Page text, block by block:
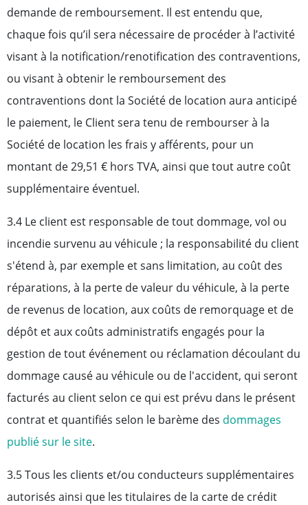
demande de remboursement. Il est entendu que,
chaque fois qu’il sera nécessaire de procéder à l’activité
visant à la notification/renotification des contraventions,
ou visant à obtenir le remboursement des
contraventions dont la Société de location aura anticipé
le paiement, le Client sera tenu de rembourser à la
Société de location les frais y afférents, pour un
montant de 29,51 € hors TVA, ainsi que tout autre coût
supplémentaire éventuel.
3.4 Le client est responsable de tout dommage, vol ou
incendie survenu au véhicule ; la responsabilité du client
s'étend à, par exemple et sans limitation, au coût des
réparations, à la perte de valeur du véhicule, à la perte
de revenus de location, aux coûts de remorquage et de
dépôt et aux coûts administratifs engagés pour la
gestion de tout événement ou réclamation découlant du
dommage causé au véhicule ou de l'accident, qui seront
facturés au client selon ce qui est prévu dans le présent
contrat et quantifiés selon le barème des dommages
publié sur le site.
3.5 Tous les clients et/ou conducteurs supplémentaires
autorisés ainsi que les titulaires de la carte de crédit